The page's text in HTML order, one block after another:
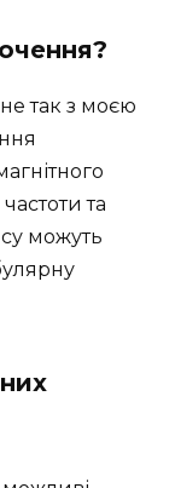
так з моєю
та
можуть